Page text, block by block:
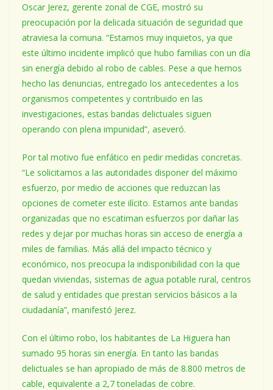
Oscar Jerez, gerente zonal de CGE, mostró su
preocupación por la delicada situación de seguridad que
atraviesa la comuna. “Estamos muy inquietos, ya que
este último incidente implicó que hubo familias con un día
sin energía debido al robo de cables. Pese a que hemos
hecho las denuncias, entregado los antecedentes a los
organismos competentes y contribuido en las
investigaciones, estas bandas delictuales siguen
operando con plena impunidad”, aseveró.
Por tal motivo fue enfático en pedir medidas concretas.
“Le solicitamos a las autoridades disponer del máximo
esfuerzo, por medio de acciones que reduzcan las
opciones de cometer este ilícito. Estamos ante bandas
organizadas que no escatiman esfuerzos por dañar las
redes y dejar por muchas horas sin acceso de energía a
miles de familias. Más allá del impacto técnico y
económico, nos preocupa la indisponibilidad con la que
quedan viviendas, sistemas de agua potable rural, centros
de salud y entidades que prestan servicios básicos a la
ciudadanía”, manifestó Jerez.
Con el último robo, los habitantes de La Higuera han
sumado 95 horas sin energía. En tanto las bandas
delictuales se han apropiado de más de 8.800 metros de
cable, equivalente a 2,7 toneladas de cobre.